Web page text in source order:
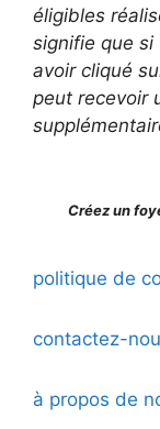
éligibles
signifie que
avoir cliqué
peut recevoir
Créez un
politique de
contactez-
à propos de